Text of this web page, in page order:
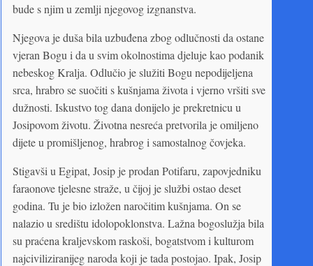
bude s njim u zemlji njegovog izgnanstva.
Njegova je duša bila uzbuđena zbog odlučnosti da ostane
vjeran Bogu i da u svim okolnostima djeluje kao podanik
nebeskog Kralja. Odlučio je služiti Bogu nepodijeljena
srca, hrabro se suočiti s kušnjama života i vjerno vršiti sve
dužnosti. Iskustvo tog dana donijelo je prekretnicu u
Josipovom životu. Životna nesreća pretvorila je omiljeno
dijete u promišljenog, hrabrog i samostalnog čovjeka.
Stigavši u Egipat, Josip je prodan Potifaru, zapovjedniku
faraonove tjelesne straže, u čijoj je službi ostao deset
godina. Tu je bio izložen naročitim kušnjama. On se
nalazio u središtu idolopoklonstva. Lažna bogoslužja bila
su praćena kraljevskom raskoši, bogatstvom i kulturom
najciviliziranijeg naroda koji je tada postojao. Ipak, Josip